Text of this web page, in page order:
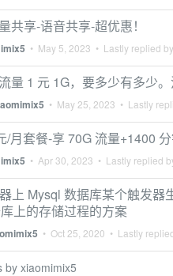
共享-语音共享-超优惠！
• May 5, 2023 • Lastly replied by
量 1 元 1G，要多少有多少。
• May 25, 2023 • Lastly
/月套餐-享 70G 流量+1400
• Apr 30, 2023 • Lastly replied
上 Mysql 数据库某个触发
上的存储过程的方案
• Oct 25, 2020 • Lastly
by xiaomimix5